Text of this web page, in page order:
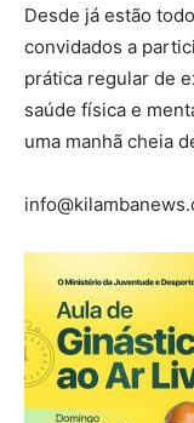
Desde já estão
convidados a
prática regular de
saúde física e
uma manhã cheia